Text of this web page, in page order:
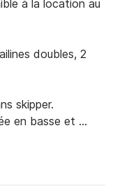
à la location au
doubles, 2
skipper.
en basse et